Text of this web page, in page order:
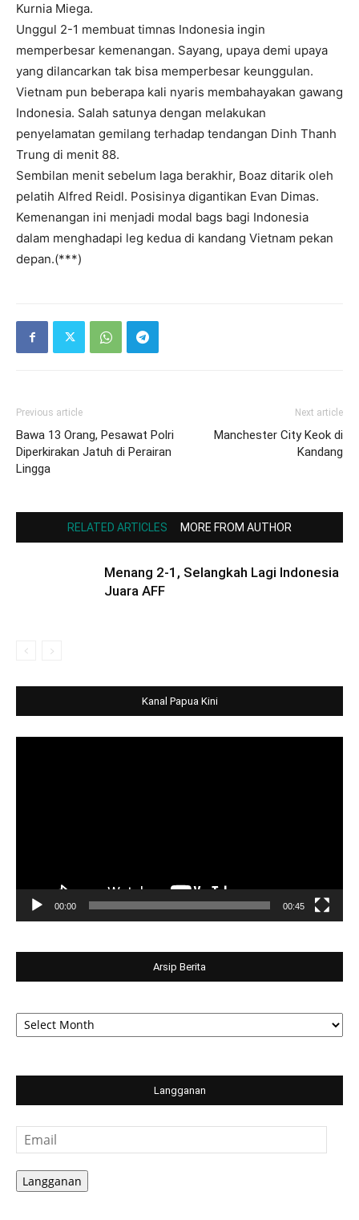
Kurnia Miega.
Unggul 2-1 membuat timnas Indonesia ingin
memperbesar kemenangan. Sayang, upaya demi upaya
yang dilancarkan tak bisa memperbesar keunggulan.
Vietnam pun beberapa kali nyaris membahayakan gawang
Indonesia. Salah satunya dengan melakukan
penyelamatan gemilang terhadap tendangan Dinh Thanh
Trung di menit 88.
Sembilan menit sebelum laga berakhir, Boaz ditarik oleh
pelatih Alfred Reidl. Posisinya digantikan Evan Dimas.
Kemenangan ini menjadi modal bags bagi Indonesia
dalam menghadapi leg kedua di kandang Vietnam pekan
depan.(***)
Previous article
Bawa 13 Orang, Pesawat Polri
Diperkirakan Jatuh di Perairan
Lingga
Next article
Manchester City Keok di
Kandang
RELATED ARTICLES MORE FROM AUTHOR
Menang 2-1, Selangkah Lagi Indonesia
Juara AFF
Kanal Papua Kini
00:00 00:45
Arsip Berita
Arsip
Berita
Langganan
Email
Langganan